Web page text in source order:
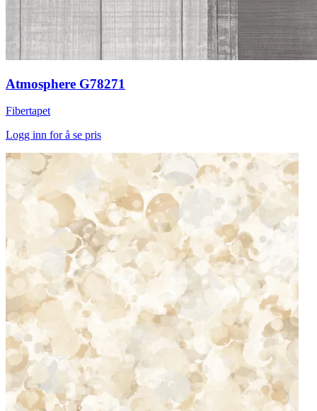
Atmosphere G78271
Fibertapet
Logg inn for å se pris